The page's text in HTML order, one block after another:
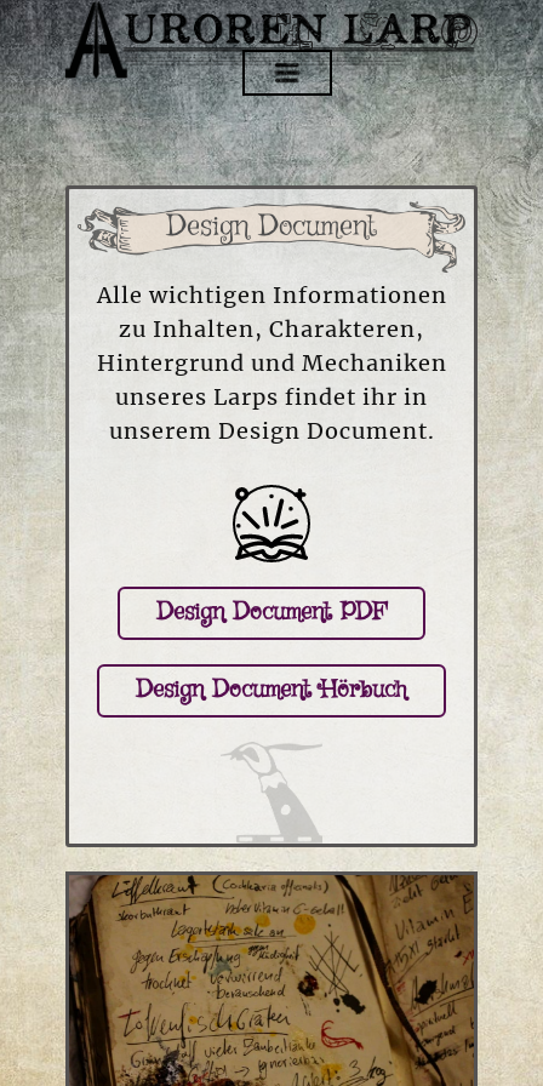
Design Document
Alle wichtigen Informationen
zu Inhalten, Charakteren,
Hintergrund und Mechaniken
unseres Larps findet ihr in
unserem Design Document.
Design Document PDF
Design Document Hörbuch